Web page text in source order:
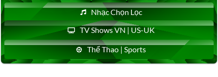
Nhạc Chọn Lọc
TV Shows VN | US-UK
Thể Thao | Sports